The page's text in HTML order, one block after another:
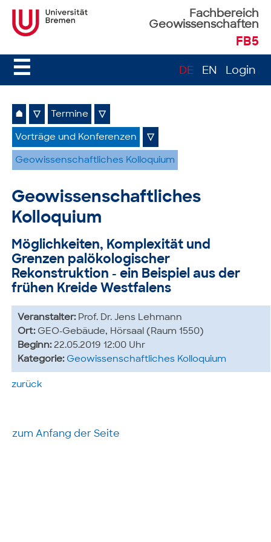
Fachbereich
Geowissenschaften
FB5
☰ DE EN Login
⌂ ▽ Termine ▽
Vorträge und Konferenzen ▽
Geowissenschaftliches Kolloquium
Geowissenschaftliches
Kolloquium
Möglichkeiten, Komplexität und
Grenzen palökologischer
Rekonstruktion - ein Beispiel aus der
frühen Kreide Westfalens
Veranstalter: Prof. Dr. Jens Lehmann
Ort: GEO-Gebäude, Hörsaal (Raum 1550)
Beginn: 22.05.2019 12:00 Uhr
Kategorie: Geowissenschaftliches Kolloquium
zurück
zum Anfang der Seite